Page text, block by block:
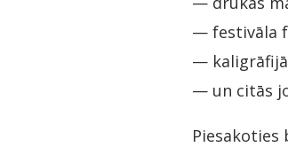
— festivāla
— kaligrāfijā
— un citās